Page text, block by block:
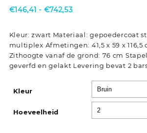
€146,41 - €742,53Prijsklasse:
€742,53
Kleur: zwart Materiaal: gepoedercoat
multiplex Afmetingen: 41,5 x 59 x 116,5
Zithoogte vanaf de grond: 76 cm
geverfd en gelakt Levering bevat 2
Kleur
Hoeveelheid